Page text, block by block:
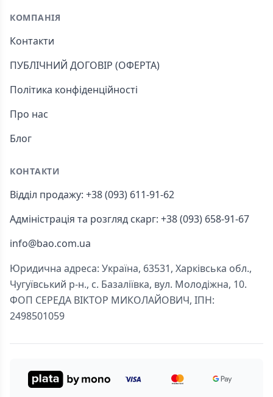
КОМПАНІЯ
Контакти
ПУБЛІЧНИЙ ДОГОВІР (ОФЕРТА)
Політика конфіденційності
Про нас
Блог
КОНТАКТИ
Відділ продажу: +38 (093) 611-91-62
Адміністрація та розгляд скарг: +38 (093) 658-91-67
info@bao.com.ua
Юридична адреса: Україна, 63531, Харківська обл.,
Чугуївський р-н., с. Базаліївка, вул. Молодіжна, 10.
ФОП СЕРЕДА ВІКТОР МИКОЛАЙОВИЧ, ІПН:
2498501059